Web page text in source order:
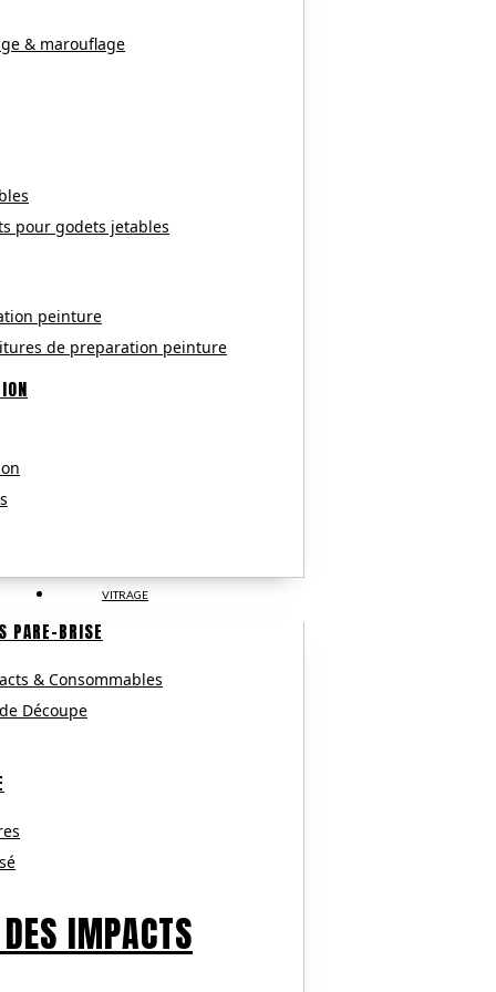
& marouflage
pour godets jetables
peinture
de preparation peinture
VITRAGE
PARE-BRISE
& Consommables
Découpe
IMPACTS